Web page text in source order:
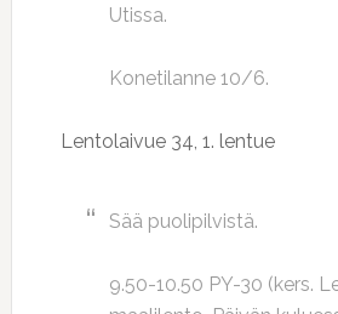
Utissa.
Konetilanne 10/6.
Lentolaivue 34, 1. lentue
Sää puolipilvistä.
9.50-10.50 PY-30 (kers.